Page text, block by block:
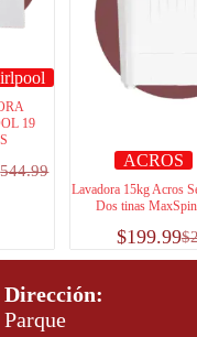
19
544.99
ACROS
Lavadora 15kg Acros
Dos tinas
$
$199.99
Dirección:
Parque